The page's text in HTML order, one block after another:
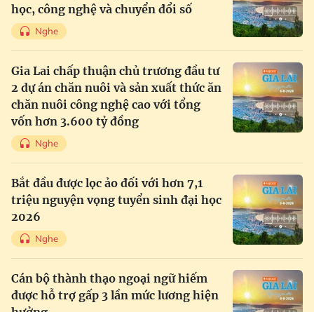
học, công nghệ và chuyển đổi số
Nghe
Gia Lai chấp thuận chủ trương đầu tư
2 dự án chăn nuôi và sản xuất thức ăn
chăn nuôi công nghệ cao với tổng
vốn hơn 3.600 tỷ đồng
Nghe
Bắt đầu được lọc ảo đối với hơn 7,1
triệu nguyện vọng tuyển sinh đại học
2026
Nghe
Cán bộ thành thạo ngoại ngữ hiếm
được hỗ trợ gấp 3 lần mức lương hiện